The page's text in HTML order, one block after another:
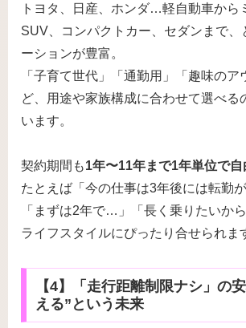
トヨタ、日産、ホンダ…軽自動車から
SUV、コンパクトカー、セダンまで、
ーションが豊富。
「子育て世代」「通勤用」「趣味のア
ど、用途や家族構成に合わせて選べる
います。
契約期間も1年〜11年まで1年単位で自
たとえば「今の仕事は3年後には転勤が
「まずは2年で…」「長く乗りたいか
ライフスタイルにぴったり合せられま
【4】「走行距離制限ナシ」の
える”という未来